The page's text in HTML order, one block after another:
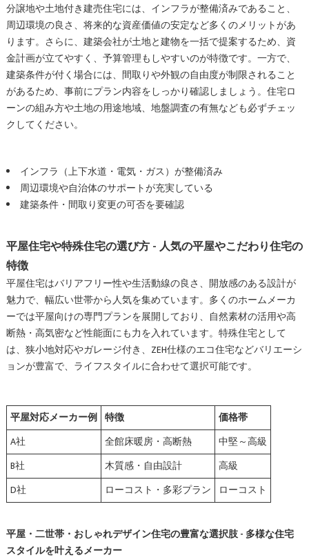
分譲地や土地付き建売住宅には、インフラが整備済みであること、
周辺環境の良さ、将来的な資産価値の安定など多くのメリットがあ
ります。さらに、建築会社が土地と建物を一括で提案するため、資
金計画が立てやすく、予算管理もしやすいのが特徴です。一方で、
建築条件が付く場合には、間取りや外観の自由度が制限されること
があるため、事前にプラン内容をしっかり確認しましょう。住宅ロ
ーンの組み方や土地の用途地域、地盤調査の有無なども必ずチェッ
クしてください。
インフラ（上下水道・電気・ガス）が整備済み
周辺環境や自治体のサポートが充実している
建築条件・間取り変更の可否を要確認
平屋住宅や特殊住宅の選び方 - 人気の平屋やこだわり住宅の
特徴
平屋住宅はバリアフリー性や生活動線の良さ、開放感のある設計が
魅力で、幅広い世帯から人気を集めています。多くのホームメーカ
ーでは平屋向けの専門プランを展開しており、自然素材の活用や高
断熱・高気密など性能面にも力を入れています。特殊住宅として
は、狭小地対応やガレージ付き、ZEH仕様のエコ住宅などバリエーシ
ョンが豊富で、ライフスタイルに合わせて選択可能です。
平屋対応メーカー例 特徴
価格帯
A社
全館床暖房・高断熱
中堅～高級
B社
木質感・自由設計
高級
D社
ローコスト・多彩プラン ローコスト
平屋・二世帯・おしゃれデザイン住宅の豊富な選択肢 - 多様な住宅
スタイルを叶えるメーカー